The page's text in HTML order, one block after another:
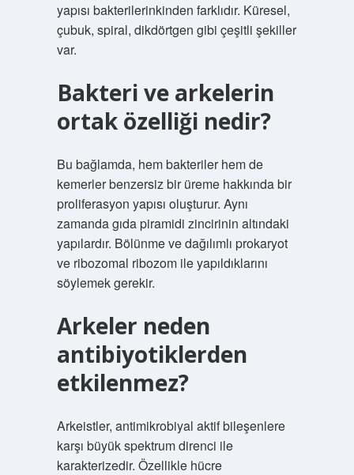
yapısı bakterilerinkinden farklıdır. Küresel,
çubuk, spiral, dikdörtgen gibi çeşitli şekiller
var.
Bakteri ve arkelerin
ortak özelliği nedir?
Bu bağlamda, hem bakteriler hem de
kemerler benzersiz bir üreme hakkında bir
proliferasyon yapısı oluşturur. Aynı
zamanda gıda piramidi zincirinin altındaki
yapılardır. Bölünme ve dağılımlı prokaryot
ve ribozomal ribozom ile yapıldıklarını
söylemek gerekir.
Arkeler neden
antibiyotiklerden
etkilenmez?
Arkeistler, antimikrobiyal aktif bileşenlere
karşı büyük spektrum direnci ile
karakterizedir. Özellikle hücre